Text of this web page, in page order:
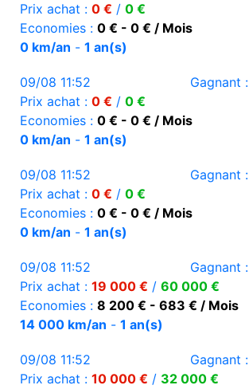
Prix achat : 0 € / 0 €
Economies : 0 € - 0 € / Mois
0 km/an - 1 an(s)
09/08 11:52 Gagnant :
Prix achat : 0 € / 0 €
Economies : 0 € - 0 € / Mois
0 km/an - 1 an(s)
09/08 11:52 Gagnant :
Prix achat : 0 € / 0 €
Economies : 0 € - 0 € / Mois
0 km/an - 1 an(s)
09/08 11:52 Gagnant :
Prix achat : 19 000 € / 60 000 €
Economies : 8 200 € - 683 € / Mois
14 000 km/an - 1 an(s)
09/08 11:52 Gagnant :
Prix achat : 10 000 € / 32 000 €